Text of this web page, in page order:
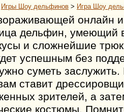
Игры Шоу дельфинов > Игра Шоу
онлайн
дельфин, умеющий
и сложнейшие
успешным без
суметь
ставит
зрителей, а
костюмы.